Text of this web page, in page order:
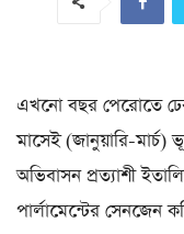
এখনো বছর পেরোতে
মাসেই (জানুয়ারি-
অভিবাসন প্রত্যাশী
পার্লামেন্টের সেনজেন